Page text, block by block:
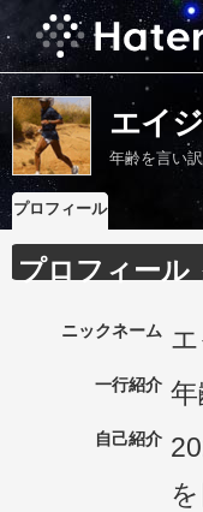
エイ
年齢を言い
プロフィール
プロフィール
ニックネーム
一行紹介
自己紹介